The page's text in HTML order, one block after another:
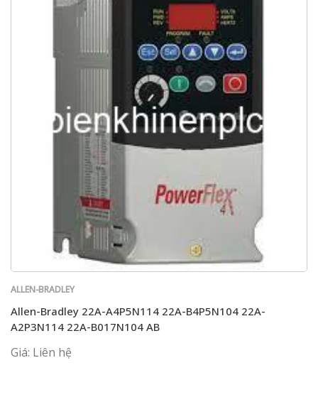
ALLEN-BRADLEY
Allen-Bradley 22A-A4P5N114 22A-B4P5N104 22A-
A2P3N114 22A-B017N104 AB
Giá: Liên hệ